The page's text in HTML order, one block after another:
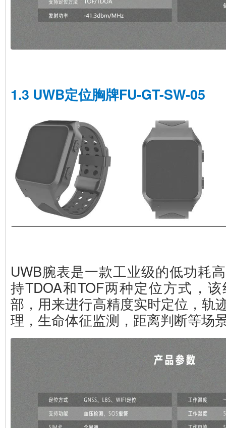
1.3 UWB定位胸牌FU-GT-SW-05
UWB腕表是一款工业级的低功耗
持TDOA和TOF两种定位方式，
部，用来进行高精度实时定位，轨
理，生命体征监测，距离判断等场